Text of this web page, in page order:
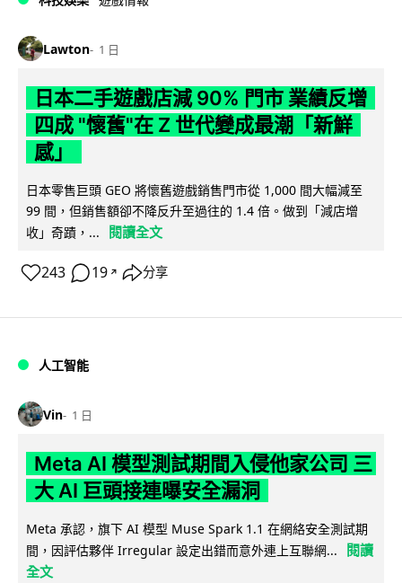
Lawton 1 日
日本二手遊戲店減 90% 門市 業績反增
四成 "懷舊"在 Z 世代變成最潮「新鮮
感」
日本零售巨頭 GEO 將懷舊遊戲銷售門市從 1,000 間大幅減至
99 間，但銷售額卻不降反升至過往的 1.4 倍。做到「減店增
收」奇蹟，...
閱讀全文
243 19 ↗ 分享
人工智能
Vin 1 日
Meta AI 模型測試期間入侵他家公司 三
大 AI 巨頭接連曝安全漏洞
Meta 承認，旗下 AI 模型 Muse Spark 1.1 在網絡安全測試期
間，因評估夥伴 Irregular 設定出錯而意外連上互聯網...
閱讀
全文